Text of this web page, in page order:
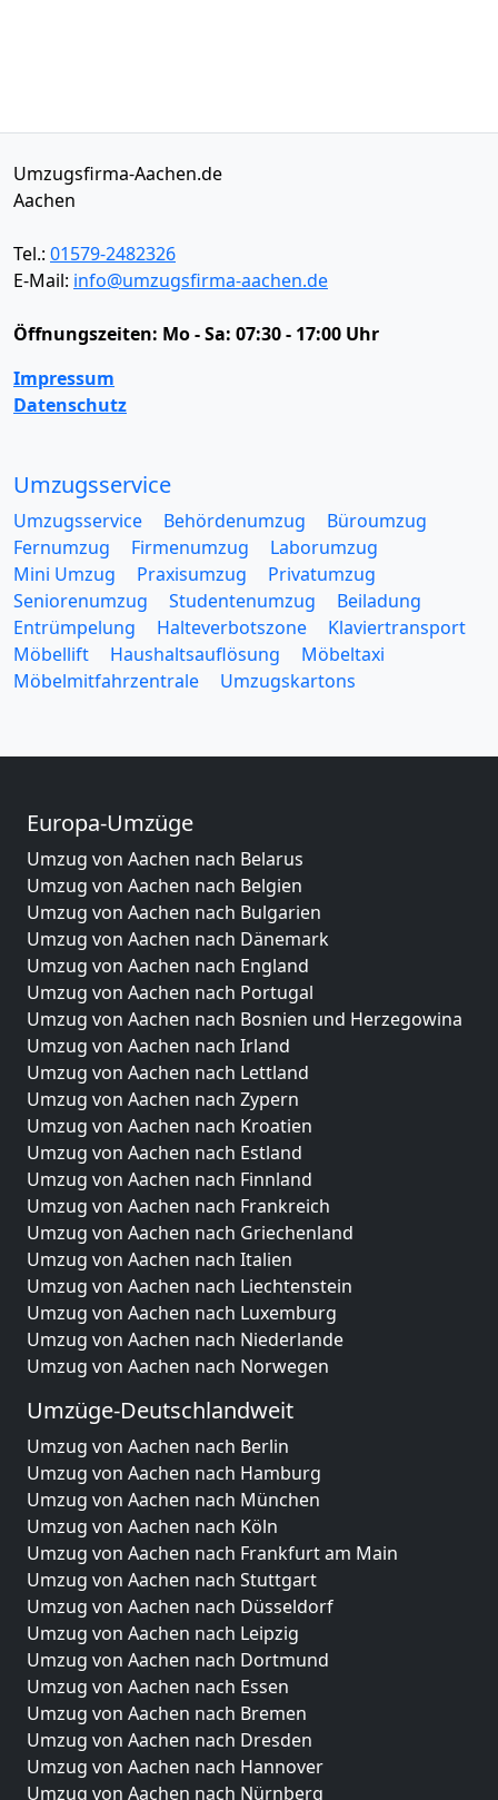
Umzugsfirma-Aachen.de
Aachen
Tel.: 01579-2482326
E-Mail: info@umzugsfirma-aachen.de
Öffnungszeiten: Mo - Sa: 07:30 - 17:00 Uhr
Impressum
Datenschutz
Umzugsservice
Umzugsservice Behördenumzug
Büroumzug
Fernumzug
Firmenumzug
Laborumzug
Mini Umzug
Praxisumzug
Privatumzug
Seniorenumzug
Studentenumzug
Beiladung
Entrümpelung
Halteverbotszone
Klaviertransport
Möbellift
Haushaltsauflösung
Möbeltaxi
Möbelmitfahrzentrale
Umzugskartons
Europa-Umzüge
Umzug von Aachen nach Belarus
Umzug von Aachen nach Belgien
Umzug von Aachen nach Bulgarien
Umzug von Aachen nach Dänemark
Umzug von Aachen nach England
Umzug von Aachen nach Portugal
Umzug von Aachen nach Bosnien und Herzegowina
Umzug von Aachen nach Irland
Umzug von Aachen nach Lettland
Umzug von Aachen nach Zypern
Umzug von Aachen nach Kroatien
Umzug von Aachen nach Estland
Umzug von Aachen nach Finnland
Umzug von Aachen nach Frankreich
Umzug von Aachen nach Griechenland
Umzug von Aachen nach Italien
Umzug von Aachen nach Liechtenstein
Umzug von Aachen nach Luxemburg
Umzug von Aachen nach Niederlande
Umzug von Aachen nach Norwegen
Umzüge-Deutschlandweit
Umzug von Aachen nach Berlin
Umzug von Aachen nach Hamburg
Umzug von Aachen nach München
Umzug von Aachen nach Köln
Umzug von Aachen nach Frankfurt am Main
Umzug von Aachen nach Stuttgart
Umzug von Aachen nach Düsseldorf
Umzug von Aachen nach Leipzig
Umzug von Aachen nach Dortmund
Umzug von Aachen nach Essen
Umzug von Aachen nach Bremen
Umzug von Aachen nach Dresden
Umzug von Aachen nach Hannover
Umzug von Aachen nach Nürnberg